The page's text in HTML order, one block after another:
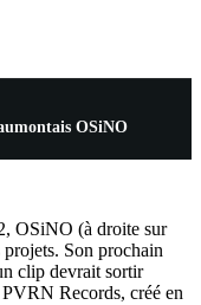
OSiNO
OSiNO (à droite sur
projets. Son prochain
clip devrait sortir
Records, créé en